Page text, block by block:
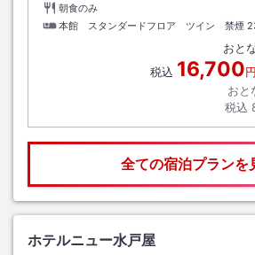
朝食のみ
本館 スタンダードフロア ツイン 禁煙
おと
税込 16,700円
おと
税込
全ての宿泊プランを
ホテルニュー水戸屋